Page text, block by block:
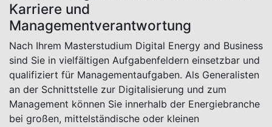
Karriere und
Managementverantwortung
Nach Ihrem Masterstudium Digital Energy and Business
sind Sie in vielfältigen Aufgabenfeldern einsetzbar und
qualifiziert für Managementaufgaben. Als Generalisten
an der Schnittstelle zur Digitalisierung und zum
Management können Sie innerhalb der Energiebranche
bei großen, mittelständische oder kleinen